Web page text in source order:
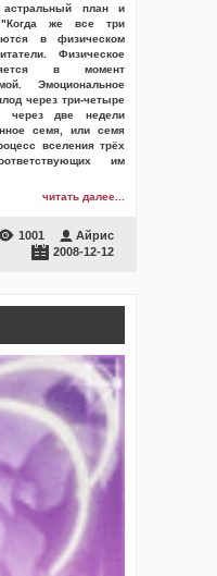
план и
"Когда же все три
в физическом
Физическое
в момент
Эмоциональное
через три-четыре
через две недели
семя, или семя
вселения трёх
им
читать далее...
1001
Айрис
2008-12-12